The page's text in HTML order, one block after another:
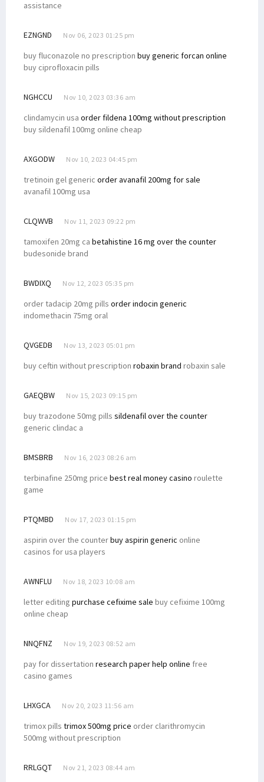
assistance
EZNGND Nov 06, 2023 01:25 pm
buy fluconazole no prescription buy generic forcan online
buy ciprofloxacin pills
NGHCCU Nov 10, 2023 03:36 am
clindamycin usa order fildena 100mg without prescription
buy sildenafil 100mg online cheap
AXGODW Nov 10, 2023 04:45 pm
tretinoin gel generic order avanafil 200mg for sale
avanafil 100mg usa
CLQWVB Nov 11, 2023 09:22 pm
tamoxifen 20mg ca betahistine 16 mg over the counter
budesonide brand
BWDIXQ Nov 12, 2023 05:35 pm
order tadacip 20mg pills order indocin generic
indomethacin 75mg oral
QVGEDB Nov 13, 2023 05:01 pm
buy ceftin without prescription robaxin brand robaxin sale
GAEQBW Nov 15, 2023 09:15 pm
buy trazodone 50mg pills sildenafil over the counter
generic clindac a
BMSBRB Nov 16, 2023 08:26 am
terbinafine 250mg price best real money casino roulette
game
PTQMBD Nov 17, 2023 01:15 pm
aspirin over the counterbuy aspirin generic online
casinos for usa players
AWNFLU Nov 18, 2023 10:08 am
letter editing purchase cefixime sale buy cefixime 100mg
online cheap
NNQFNZ Nov 19, 2023 08:52 am
pay for dissertation research paper help online free
casino games
LHXGCA Nov 20, 2023 11:56 am
trimox pills trimox 500mg price order clarithromycin
500mg without prescription
RRLGQT Nov 21, 2023 08:44 am